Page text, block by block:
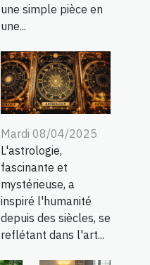
une simple pièce en
une...
Mardi 08/04/2025
L'astrologie,
fascinante et
mystérieuse, a
inspiré l'humanité
depuis des siècles, se
reflétant dans l'art...